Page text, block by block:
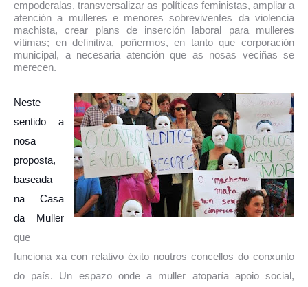
empoderalas, transversalizar as políticas feministas, ampliar a
atención a mulleres e menores sobreviventes da violencia
machista, crear plans de inserción laboral para mulleres
vítimas; en definitiva, poñermos, en tanto que corporación
municipal, a necesaria atención que as nosas veciñas se
merecen.
Neste
sentido a
nosa
proposta,
baseada
na Casa
da Muller
que
funciona xa con relativo éxito noutros concellos do conxunto
do país. Un espazo onde a muller atoparía apoio social,